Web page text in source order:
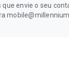
envie o seu